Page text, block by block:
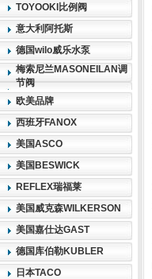
TOYOOKI比例阀
意大利阿托斯
德国wilo威乐水泵
梅索尼兰MASONEILAN调
节阀
欧美品牌
西班牙FANOX
美国ASCO
美国BESWICK
REFLEX瑞福莱
美国威克森WILKERSON
美国嘉仕达GAST
德国库伯勒KUBLER
日本TACO